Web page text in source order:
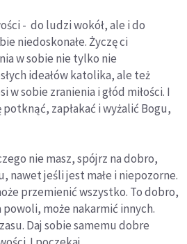
- do ludzi wokół, ale i do
niedoskonałe. Życzę ci
w sobie nie tylko nie
ideałów katolika, ale też
sobie zranienia i głód miłości. I
zapłakać i wyżalić Bogu,
nie masz, spójrz na dobro,
nawet jeśli jest małe i niepozorne.
przemienić wszystko. To dobro,
może nakarmić innych.
Daj sobie samemu dobre